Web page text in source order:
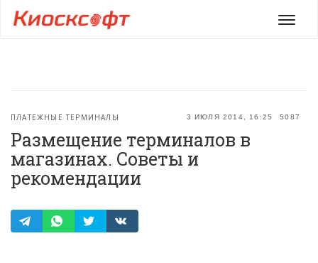
Меню
3 ИЮЛЯ 2014, 16:25 5087
ПЛАТЕЖНЫЕ ТЕРМИНАЛЫ
Размещение терминалов в
магазинах. Советы и
рекомендации